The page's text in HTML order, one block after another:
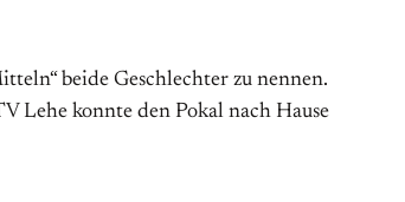
beide Geschlechter zu nennen.
Lehe konnte den Pokal nach Hause